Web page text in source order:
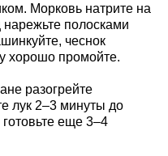
Морковь натрите на
нарежьте полосками
чеснок
хорошо промойте.
разогрейте
лук 2–3 минуты до
еще 3–4